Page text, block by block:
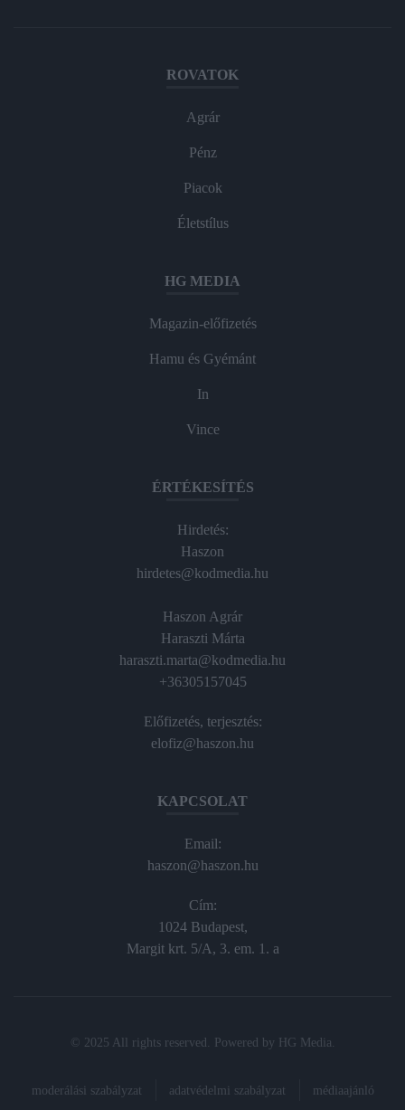
ROVATOK
Agrár
Pénz
Piacok
Életstílus
HG MEDIA
Magazin-előfizetés
Hamu és Gyémánt
In
Vince
ÉRTÉKESÍTÉS
Hirdetés:
Haszon
hirdetes@kodmedia.hu
Haszon Agrár
Haraszti Márta
haraszti.marta@kodmedia.hu
+36305157045
Előfizetés, terjesztés:
elofiz@haszon.hu
KAPCSOLAT
Email:
haszon@haszon.hu
Cím:
1024 Budapest,
Margit krt. 5/A, 3. em. 1. a
© 2025 All rights reserved. Powered by HG Media
moderálási szabályzat adatvédelmi szabályzat médiaajánló